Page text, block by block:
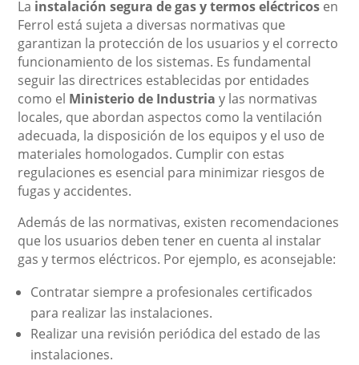
La instalación segura de gas y termos eléctricos en
Ferrol está sujeta a diversas normativas que
garantizan la protección de los usuarios y el correcto
funcionamiento de los sistemas. Es fundamental
seguir las directrices establecidas por entidades
como el Ministerio de Industria y las normativas
locales, que abordan aspectos como la ventilación
adecuada, la disposición de los equipos y el uso de
materiales homologados. Cumplir con estas
regulaciones es esencial para minimizar riesgos de
fugas y accidentes.
Además de las normativas, existen recomendaciones
que los usuarios deben tener en cuenta al instalar
gas y termos eléctricos. Por ejemplo, es aconsejable:
Contratar siempre a profesionales certificados
para realizar las instalaciones.
Realizar una revisión periódica del estado de las
instalaciones.